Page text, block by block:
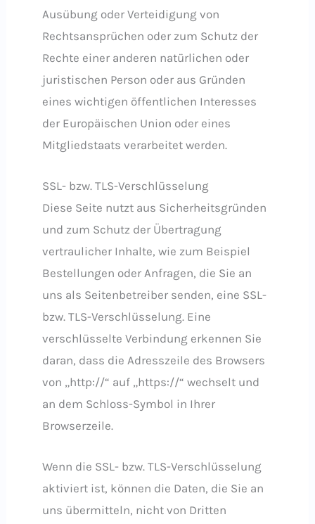
Ausübung oder Verteidigung von
Rechtsansprüchen oder zum Schutz der
Rechte einer anderen natürlichen oder
juristischen Person oder aus Gründen
eines wichtigen öffentlichen Interesses
der Europäischen Union oder eines
Mitgliedstaats verarbeitet werden.
SSL- bzw. TLS-Verschlüsselung
Diese Seite nutzt aus Sicherheitsgründen
und zum Schutz der Übertragung
vertraulicher Inhalte, wie zum Beispiel
Bestellungen oder Anfragen, die Sie an
uns als Seitenbetreiber senden, eine SSL-
bzw. TLS-Verschlüsselung. Eine
verschlüsselte Verbindung erkennen Sie
daran, dass die Adresszeile des Browsers
von „http://“ auf „https://“ wechselt und
an dem Schloss-Symbol in Ihrer
Browserzeile.
Wenn die SSL- bzw. TLS-Verschlüsselung
aktiviert ist, können die Daten, die Sie an
uns übermitteln, nicht von Dritten